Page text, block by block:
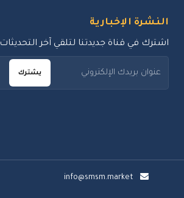
النشرة الإخبارية
اشترك في قناة جديدتنا لتلقي آخر التحديثات
يشترك
info@smsm.market